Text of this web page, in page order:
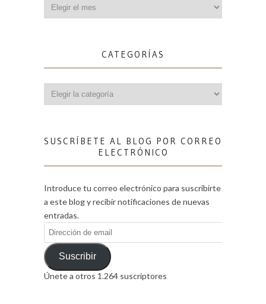
CATEGORÍAS
SUSCRÍBETE AL BLOG POR CORREO
ELECTRÓNICO
Introduce tu correo electrónico para suscribirte
a este blog y recibir notificaciones de nuevas
entradas.
Dirección
de
emailSuscribir
Únete a otros 1.264 suscriptores